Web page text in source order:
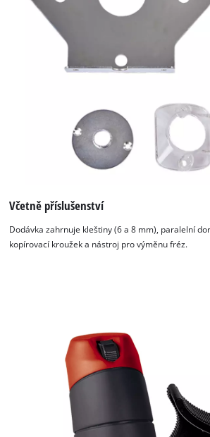
K načtení služby
potřebujeme váš
This content is not
to trackers that are
visitor. The website
the site with their CMP
to the list of
Včetně příslušenství
Dodávka zahrnuje kleštiny (6 a 8 mm), paralelní
kopírovací kroužek a nástroj pro výměnu fréz.